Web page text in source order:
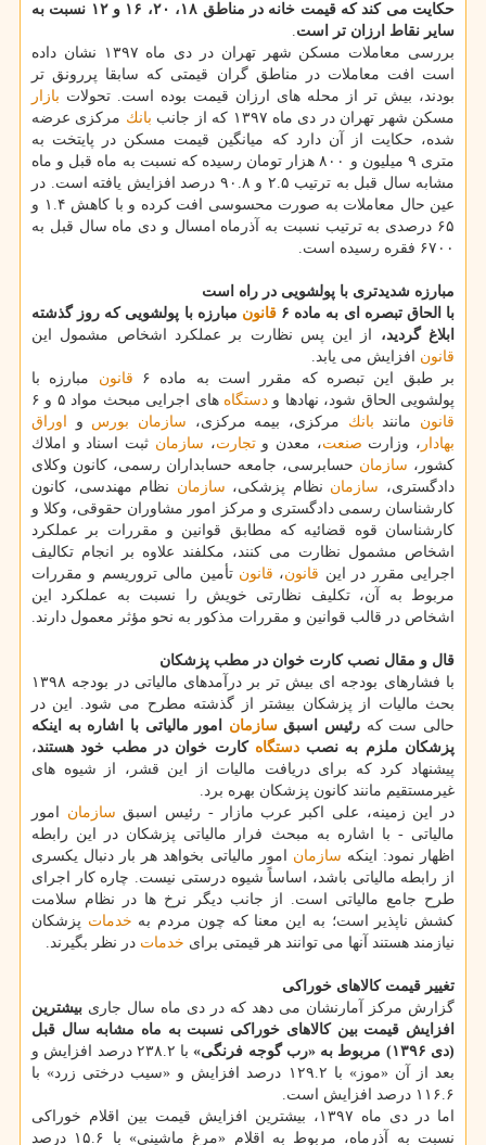
حكایت می كند كه قیمت خانه در مناطق ۱۸، ۲۰، ۱۶ و ۱۲ نسبت به
سایر نقاط ارزان تر است.
بررسی معاملات مسكن شهر تهران در دی ماه ۱۳۹۷ نشان داده
است افت معاملات در مناطق گران قیمتی كه سابقا پررونق تر
بودند، بیش تر از محله های ارزان قیمت بوده است. تحولات بازار
مسكن شهر تهران در دی ماه ۱۳۹۷ كه از جانب
بانك مركزی عرضه
شده، حكایت از آن دارد كه میانگین قیمت مسكن در پایتخت به
متری ۹ میلیون و ۸۰۰ هزار تومان رسیده كه نسبت به ماه قبل و ماه
مشابه سال قبل به ترتیب ۲.۵ و ۹۰.۸ درصد افزایش یافته است. در
عین حال معاملات به صورت محسوسی افت كرده و با كاهش ۱.۴ و
۶۵ درصدی به ترتیب نسبت به آذرماه امسال و دی ماه سال قبل به
۶۷۰۰ فقره رسیده است.
مبارزه شدیدتری با پولشویی در راه است
با الحاق تبصره ای به ماده ۶
قانون مبارزه با پولشویی كه روز گذشته
ابلاغ گردید،
از این پس نظارت بر عملكرد اشخاص مشمول این
قانون افزایش می یابد.
بر طبق این تبصره كه مقرر است به ماده ۶
قانون مبارزه با
پولشویی الحاق شود، نهادها ودستگاه های اجرایی مبحث مواد ۵ و ۶
قانون مانند بانك مركزی، بیمه مركزی، سازمان بورس و
اوراق
بهادار ، وزارت صنعت، معدن وتجارت، سازمان ثبت اسناد و املاك
كشور، سازمان حسابرسی، جامعه حسابداران رسمی، كانون وكلای
دادگستری، سازمان نظام پزشكی، سازمان نظام مهندسی، كانون
كارشناسان رسمی دادگستری و مركز امور مشاوران حقوقی، وكلا و
كارشناسان قوه قضائیه كه مطابق قوانین و مقررات بر عملكرد
اشخاص مشمول نظارت می كنند، مكلفند علاوه بر انجام تكالیف
اجرایی مقرر در این قانون، قانون تأمین مالی تروریسم و مقررات
مربوط به آن، تكلیف نظارتی خویش را نسبت به عملكرد این
اشخاص در قالب قوانین و مقررات مذكور به نحو مؤثر معمول دارند.
قال و مقال نصب كارت خوان در مطب پزشكان
با فشارهای بودجه ای بیش تر بر درآمدهای مالیاتی در بودجه ۱۳۹۸
بحث مالیات از پزشكان بیشتر از گذشته مطرح می شود. این در
حالی ست كه رئیس اسبقسازمان امور مالیاتی با اشاره به اینكه
پزشكان ملزم به نصبدستگاه كارت خوان در مطب خود هستند،
پیشنهاد كرد كه برای دریافت مالیات از این قشر، از شیوه های
غیرمستقیم مانند كانون پزشكان بهره برد.
در این زمینه، علی اكبر عرب مازار - رئیس اسبق سازمان امور
مالیاتی - با اشاره به مبحث فرار مالیاتی پزشكان در این رابطه
اظهار نمود: اینكه سازمان امور مالیاتی بخواهد هر بار دنبال یكسری
از رابطه مالیاتی باشد، اساساً شیوه درستی نیست. چاره كار اجرای
طرح جامع مالیاتی است. از جانب دیگر نرخ ها در نظام سلامت
كشش ناپذیر است؛ به این معنا كه چون مردم به خدمات پزشكان
نیازمند هستند آنها می توانند هر قیمتی برای خدمات در نظر بگیرند.
تغییر قیمت كالاهای خوراكی
گزارش مركز آمارنشان می دهد كه در دی ماه سال جاری بیشترین
افزایش قیمت بین كالاهای خوراكی نسبت به ماه مشابه سال قبل
(دی ۱۳۹۶) مربوط به «رب گوجه فرنگی»
با ۲۳۸.۲ درصد افزایش و
بعد از آن «موز» با ۱۲۹.۲ درصد افزایش و «سیب درختی زرد» با
۱۱۶.۶ درصد افزایش است.
اما در دی ماه ۱۳۹۷، بیشترین افزایش قیمت بین اقلام خوراكی
نسبت به آذرماه، مربوط به اقلام «مرغ ماشینی» با ۱۵.۶ درصد